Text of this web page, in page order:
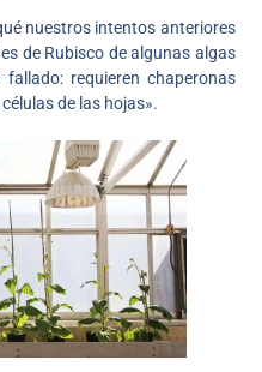
nuestros intentos anteriores
de Rubisco de algunas algas
requieren chaperonas
de las hojas».